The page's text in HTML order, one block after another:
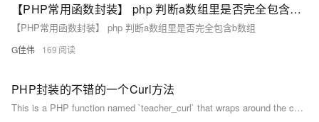
【PHP常用函数封装】 php 判断a数组里是否完全包含b数组
【PHP常用函数封装】 php 判断a数组里是否完全包含b数组
G佳伟 169
PHP封装的不错的一个Curl方法
This is a PHP function named `teacher_curl` that wraps around the cURL library for making HTTP requests. The function initializes a cURL session, sets various options such as disabling SSL verification, sets headers, handles POST data